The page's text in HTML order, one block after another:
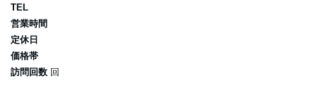
TEL
営業時間
定休日
価格帯
訪問回数 回